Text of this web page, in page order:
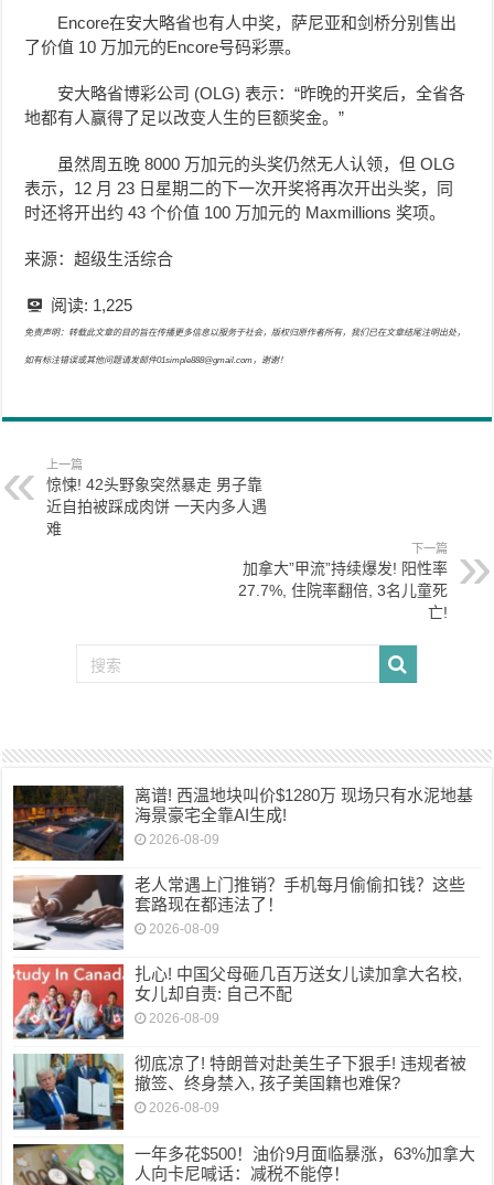
Encore在安大略省也有人中奖，萨尼亚和剑桥分别售出
了价值 10 万加元的Encore号码彩票。
安大略省博彩公司 (OLG) 表示：“昨晚的开奖后，全省各
地都有人赢得了足以改变人生的巨额奖金。”
虽然周五晚 8000 万加元的头奖仍然无人认领，但 OLG
表示，12 月 23 日星期二的下一次开奖将再次开出头奖，同
时还将开出约 43 个价值 100 万加元的 Maxmillions 奖项。
来源：超级生活综合
阅读: 1,225
免责声明：转载此文章的目的旨在传播更多信息以服务于社会，版权归原作者所有，我们已在文章结尾注明出处，
如有标注错误或其他问题请发邮件01simple888@gmail.com，谢谢！
上一篇
惊悚! 42头野象突然暴走 男子靠
近自拍被踩成肉饼 一天内多人遇
难
下一篇
加拿大”甲流”持续爆发! 阳性率
27.7%, 住院率翻倍, 3名儿童死
亡!
离谱! 西温地块叫价$1280万 现场只有水泥地基
海景豪宅全靠AI生成!
2026-08-09
老人常遇上门推销？手机每月偷偷扣钱？这些
套路现在都违法了！
2026-08-09
扎心! 中国父母砸几百万送女儿读加拿大名校,
女儿却自责: 自己不配
2026-08-09
彻底凉了! 特朗普对赴美生子下狠手! 违规者被
撤签、终身禁入, 孩子美国籍也难保?
2026-08-09
一年多花$500！油价9月面临暴涨，63%加拿大
人向卡尼喊话：减税不能停！